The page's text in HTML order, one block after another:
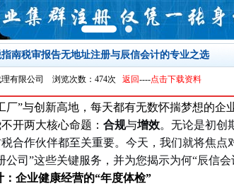
南税审报告无地址注册与辰信会计的专业之选
理有限公司 浏览次数：474次 返回----点击下载资料
厂”与创新高地，每天都有无数怀揣梦想的企
开两大核心命题： 合规与增效。无论是初创
合作伙伴都至关重要。今天，我们就将焦点
公司”这些关键服务，并为您揭示为何“辰信会
企业健康经营的“年度体检”